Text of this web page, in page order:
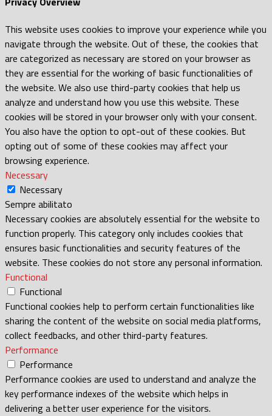
This website uses cookies to improve your experience while you
navigate through the website. Out of these, the cookies that
are categorized as necessary are stored on your browser as
they are essential for the working of basic functionalities of
the website. We also use third-party cookies that help us
analyze and understand how you use this website. These
cookies will be stored in your browser only with your consent.
You also have the option to opt-out of these cookies. But
opting out of some of these cookies may affect your
browsing experience.
Necessary
Necessary
Sempre abilitato
Necessary cookies are absolutely essential for the website to
function properly. This category only includes cookies that
ensures basic functionalities and security features of the
website. These cookies do not store any personal information.
Functional
Functional
Functional cookies help to perform certain functionalities like
sharing the content of the website on social media platforms,
collect feedbacks, and other third-party features.
Performance
Performance
Performance cookies are used to understand and analyze the
key performance indexes of the website which helps in
delivering a better user experience for the visitors.